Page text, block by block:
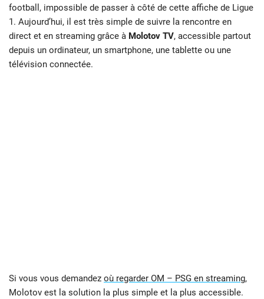
football, impossible de passer à côté de cette affiche de Ligue
1. Aujourd’hui, il est très simple de suivre la rencontre en
direct et en streaming grâce à Molotov TV, accessible partout
depuis un ordinateur, un smartphone, une tablette ou une
télévision connectée.
Si vous vous demandez où regarder OM – PSG en streaming,
Molotov est la solution la plus simple et la plus accessible.